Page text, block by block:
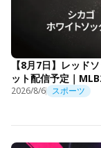
【8月7日】レッド
ット配信予定｜
2026/8/6 スポーツ